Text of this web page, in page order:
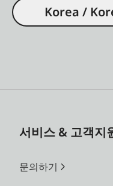
Korea /
서비스 & 고객지
문의하기